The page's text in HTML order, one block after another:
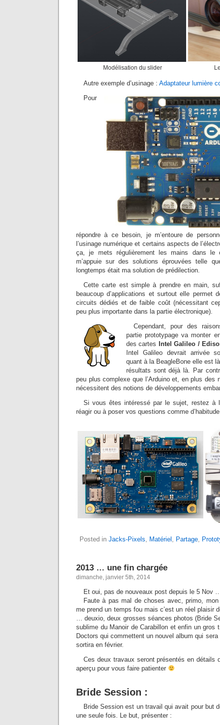
Modélisation du slider
Autre exemple d’usinage : Adaptateur lumière
Pour
répondre à ce besoin, je m’entoure de
l’usinage numérique et certains aspects de
ça, je mets régulièrement les mains dans le
m’appuie sur des solutions éprouvées telle
longtemps était ma solution de prédilection.
Cette carte est simple à prendre en main,
beaucoup d’applications et surtout elle permet
circuits dédiés et de faible coût (nécessitant
peu plus importante dans la partie électronique).
Cependant, pour des
partie prototypage va monter
des cartes
Intel Galileo /
Intel Galileo devrait arrivée
quant à la BeagleBone elle est
résultats sont déjà là. Par
peu plus complexe que l’Arduino et, en plus des
nécessitent des notions de développements
Si vous êtes intéressé par le sujet, restez à
réagir ou à poser vos questions comme
Posted in Jacks-Pixels, Matériel , Partage,
2013 … une fin chargée
dimanche, janvier 5th, 2014
Et oui, pas de nouveaux post depuis le 5 Nov
Faute à pas mal de choses avec, primo,
me prend un temps fou mais c’est un réel plaisir
… deuxio, deux grosses séances photos (Bride
sublime du Manoir de Carabillon et enfin un gros
Doctors qui commettent un nouvel album qui
sortira en février.
Ces deux travaux seront présentés en détails
aperçu pour vous faire patienter
Bride Session :
Bride Session est un travail qui avait pour but
une seule fois. Le but, présenter :